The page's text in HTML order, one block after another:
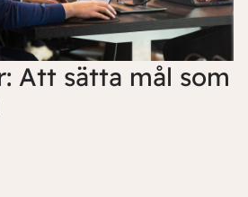
Att sätta mål som